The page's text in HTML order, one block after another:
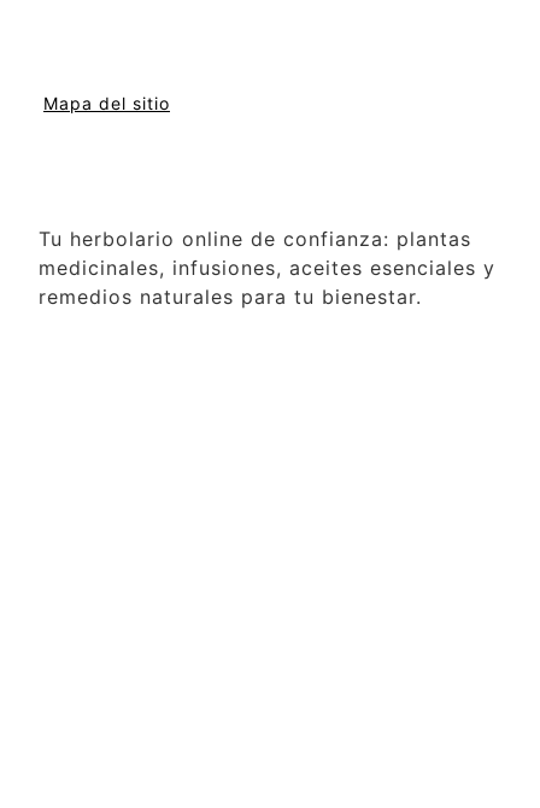
Mapa del sitio
Tu herbolario online de confianza: plantas
medicinales, infusiones, aceites esenciales y
remedios naturales para tu bienestar.